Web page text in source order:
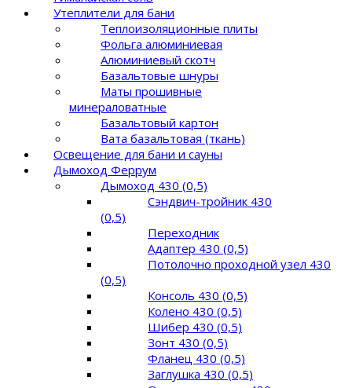
Утеплители для бани
Теплоизоляционные плиты
Фольга алюминиевая
Алюминиевый скотч
Базальтовые шнуры
Маты прошивные
минераловатные
Базальтовый картон
Вата базальтовая (ткань)
Освещение для бани и сауны
Дымоход Феррум
Дымоход 430 (0,5)
Сэндвич-тройник 430
(0,5)
Переходник
Адаптер 430 (0,5)
Потолочно проходной узел 430
(0,5)
Консоль 430 (0,5)
Колено 430 (0,5)
Шибер 430 (0,5)
Зонт 430 (0,5)
Фланец 430 (0,5)
Заглушка 430 (0,5)